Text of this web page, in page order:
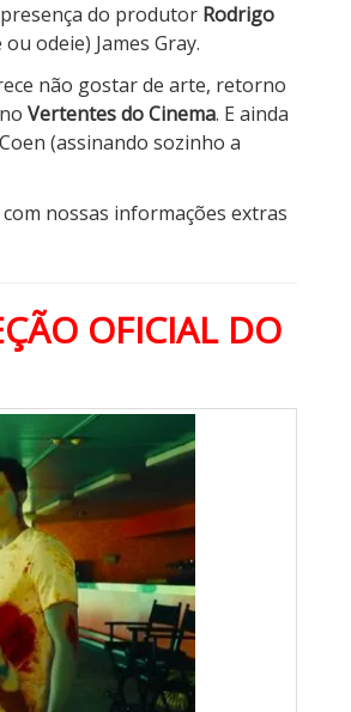
do produtor Rodrigo
odeie) James Gray.
não gostar de arte, retorno
Vertentes do Cinema. E ainda
(assinando sozinho a
com nossas informações extras
OFICIAL DO